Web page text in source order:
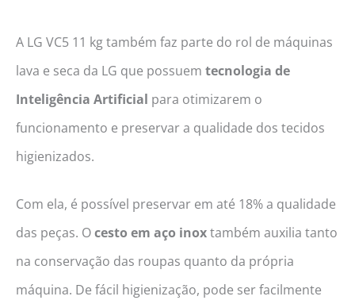
A LG VC5 11 kg também faz parte do rol de máquinas
lava e seca da LG que possuem tecnologia de
Inteligência Artificial para otimizarem o
funcionamento e preservar a qualidade dos tecidos
higienizados.
Com ela, é possível preservar em até 18% a qualidade
das peças. Ocesto em aço inoxtambém auxilia tanto
na conservação das roupas quanto da própria
máquina. De fácil higienização, pode ser facilmente